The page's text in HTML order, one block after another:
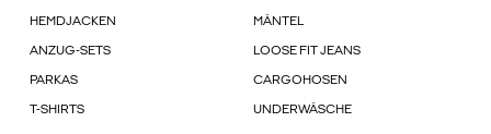
HEMDJACKEN MÄNTEL
ANZUG-SETS LOOSE FIT JEANS
PARKAS CARGOHOSEN
T-SHIRTS UNDERWÄSCHE